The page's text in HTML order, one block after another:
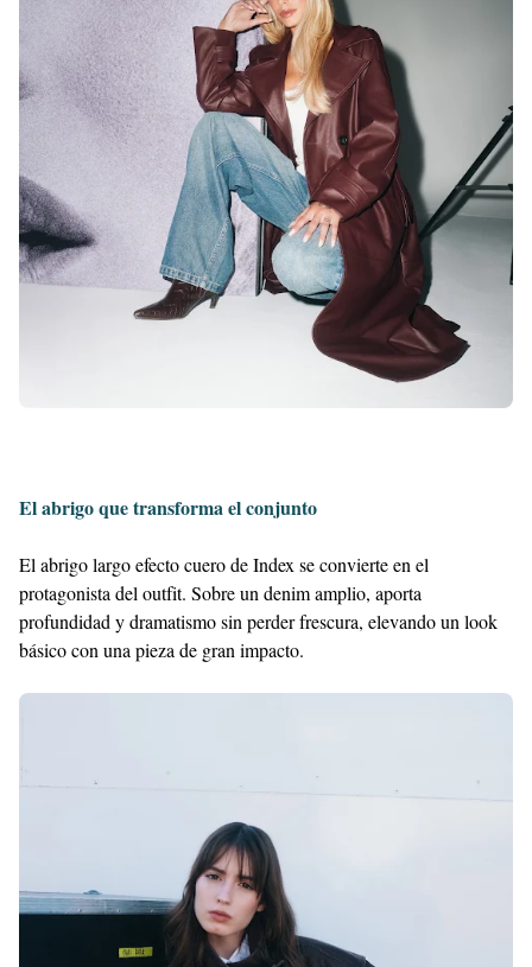
El abrigo que transforma el conjunto
El abrigo largo efecto cuero de Index se convierte en el
protagonista del outfit. Sobre un denim amplio, aporta
profundidad y dramatismo sin perder frescura, elevando un look
básico con una pieza de gran impacto.